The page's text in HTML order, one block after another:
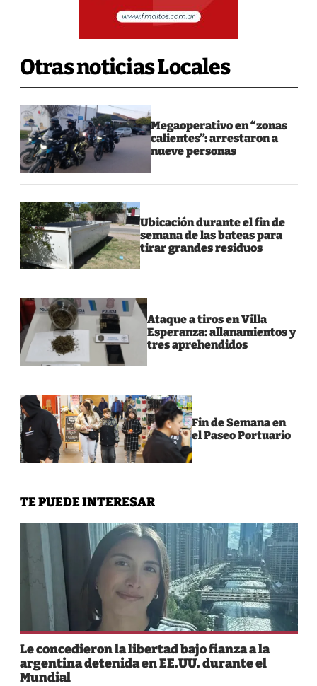
Otras noticias Locales
Megaoperativo en “zonas
calientes”: arrestaron a
nueve personas
Ubicación durante el fin de
semana de las bateas para
tirar grandes residuos
Ataque a tiros en Villa
Esperanza: allanamientos y
tres aprehendidos
Fin de Semana en
el Paseo Portuario
TE PUEDE INTERESAR
Le concedieron la libertad bajo fianza a la
argentina detenida en EE.UU. durante el
Mundial